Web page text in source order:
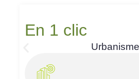
En 1 clic
Urbanisme